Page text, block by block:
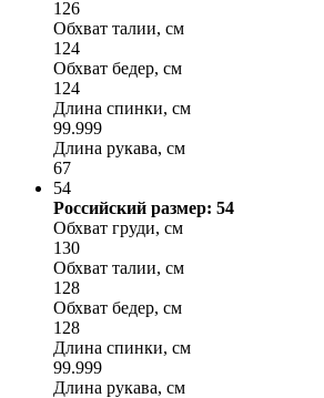
126
Обхват талии, см
124
Обхват бедер, см
124
Длина спинки, см
99.999
Длина рукава, см
67
54
Российский размер: 54
Обхват груди, см
130
Обхват талии, см
128
Обхват бедер, см
128
Длина спинки, см
99.999
Длина рукава, см